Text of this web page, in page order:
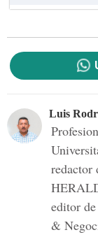
Luis
redactor
editor
&